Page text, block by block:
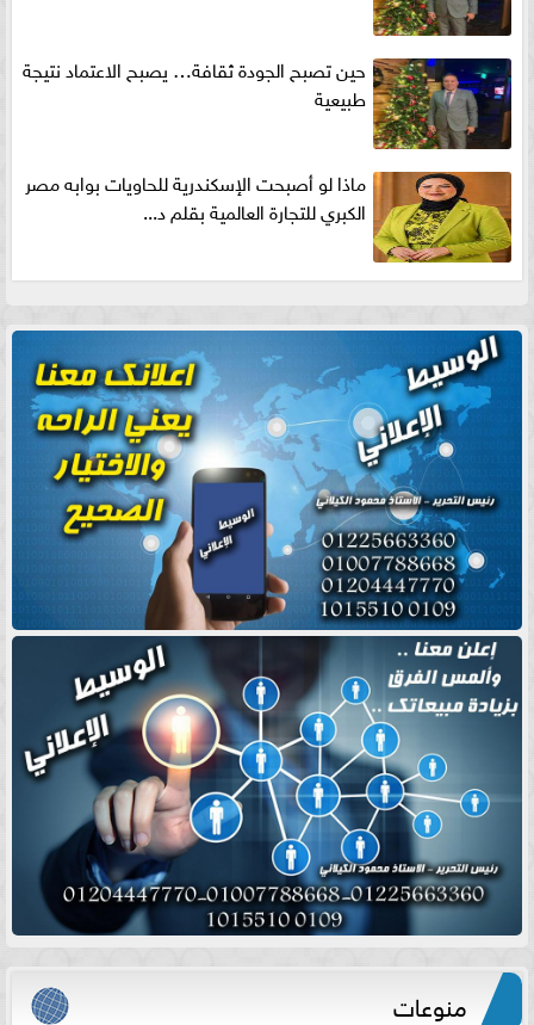
حين تصبح الجودة ثقافة… يصبح الاعتماد نتيجة
طبيعية
ماذا لو أصبحت الإسكندرية للحاويات بوابه مصر
الكبري للتجارة العالمية بقلم د...
منوعات